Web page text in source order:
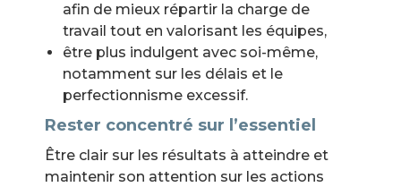
afin de mieux répartir la charge de
travail tout en valorisant les équipes,
être plus indulgent avec soi-même,
notamment sur les délais et le
perfectionnisme excessif.
Rester concentré sur l’essentiel
Être clair sur les résultats à atteindre et
maintenir son attention sur les actions